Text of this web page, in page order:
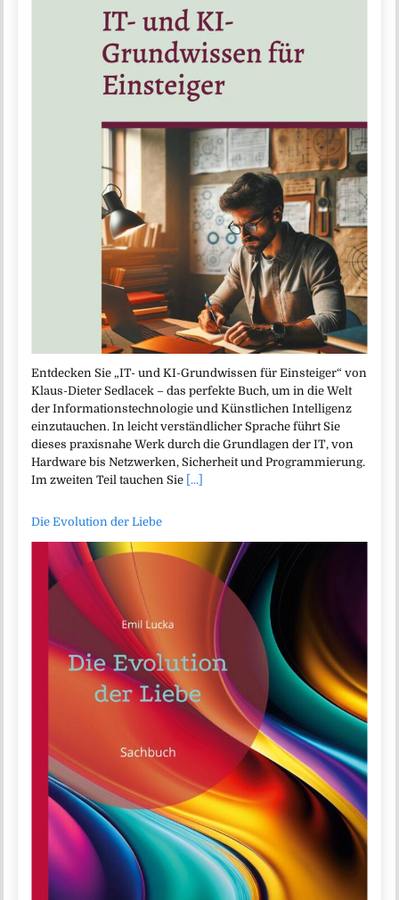
Entdecken Sie „IT- und KI-Grundwissen für Einsteiger“ von
Klaus-Dieter Sedlacek – das perfekte Buch, um in die Welt
der Informationstechnologie und Künstlichen Intelligenz
einzutauchen. In leicht verständlicher Sprache führt Sie
dieses praxisnahe Werk durch die Grundlagen der IT, von
Hardware bis Netzwerken, Sicherheit und Programmierung.
Im zweiten Teil tauchen Sie [...]
Die Evolution der Liebe